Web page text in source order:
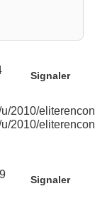
Signaler
2010/
2010/
Signaler